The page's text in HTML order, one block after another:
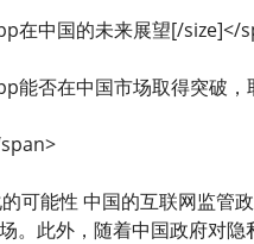
在中国的未来展望[/size]</
否在中国市场取得突破
能性 中国的互联网监管
。此外，随着中国政府对